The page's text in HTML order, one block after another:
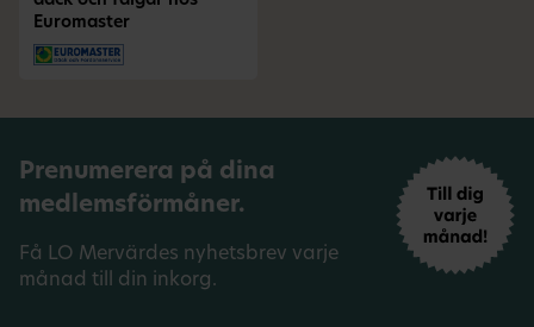
Euromaster
Prenumerera på dina
medlemsförmåner.
Få LO Mervärdes nyhetsbrev varje
månad till din inkorg.